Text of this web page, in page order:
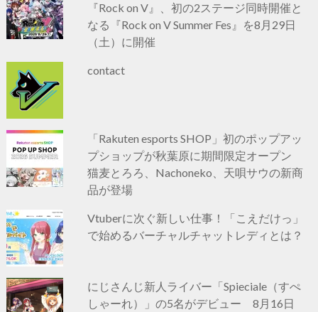
『Rock on V』、初の2ステージ同時開催と
なる『Rock on V Summer Fes』を8月29日
（土）に開催
contact
「Rakuten esports SHOP」初のポップアッ
プショップが秋葉原に期間限定オープン
猫麦とろろ、Nachoneko、天唄サウの新商
品が登場
Vtuberに次ぐ新しい仕事！「こえだけっ」
で始めるバーチャルチャットレディとは？
にじさんじ新人ライバー「Spieciale（すぺ
しゃーれ）」の5名がデビュー 8月16日